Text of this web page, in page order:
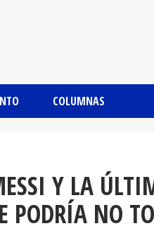
COLUMNAS
Y LA
PODRÍA NO